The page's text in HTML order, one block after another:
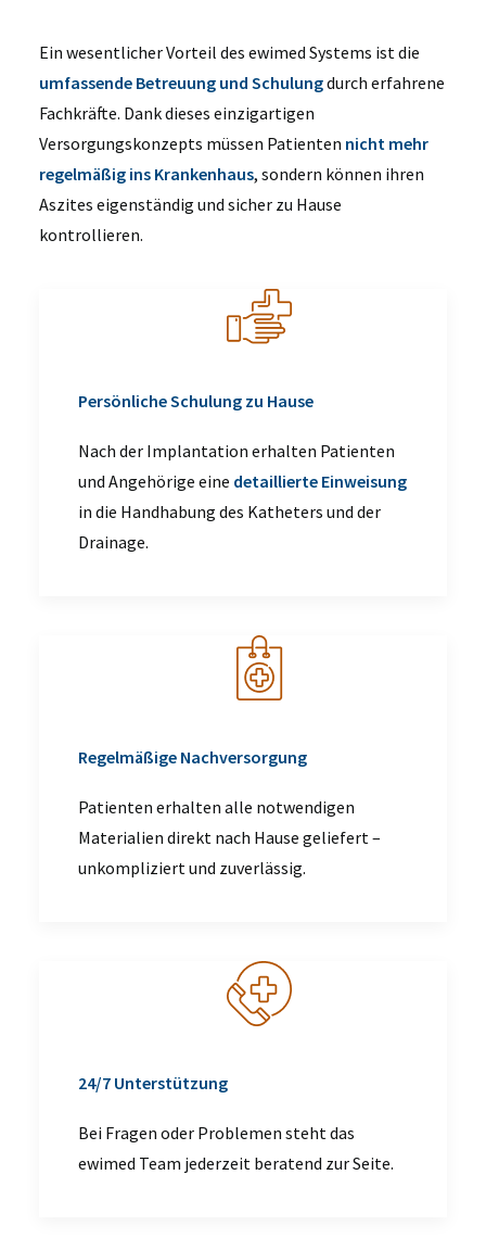
Ein wesentlicher Vorteil des ewimed Systems ist die
umfassende Betreuung und Schulungdurch erfahrene
Fachkräfte. Dank dieses einzigartigen
Versorgungskonzepts müssen Patienten nicht mehr
regelmäßig ins Krankenhaus, sondern können ihren
Aszites eigenständig und sicher zu Hause
kontrollieren.
Persönliche Schulung zu Hause
Nach der Implantation erhalten Patienten
und Angehörige eine detaillierte Einweisung
in die Handhabung des Katheters und der
Drainage.
Regelmäßige Nachversorgung
Patienten erhalten alle notwendigen
Materialien direkt nach Hause geliefert –
unkompliziert und zuverlässig.
24/7 Unterstützung
Bei Fragen oder Problemen steht das
ewimed Team jederzeit beratend zur Seite.